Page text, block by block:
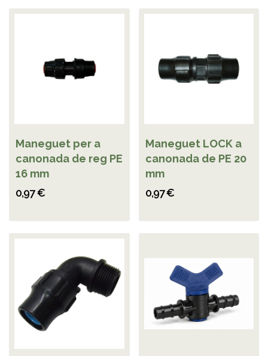
Maneguet per a
canonada de reg PE
16 mm
0,97 €
Maneguet LOCK a
canonada de PE 20
mm
0,97 €